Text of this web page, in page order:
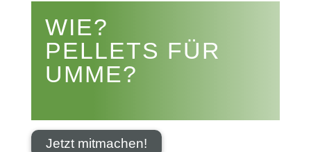
WIE?
PELLETS FÜR
UMME?
Jetzt mitmachen!